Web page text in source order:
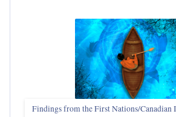
Findings from the First Nations/Canadian